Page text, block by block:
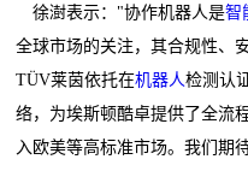
徐澍表示："协作机器人是智
全球市场的关注，其合规性、
TÜV莱茵依托在机器人检测认
络，为埃斯顿酷卓提供了全流
入欧美等高标准市场。我们期